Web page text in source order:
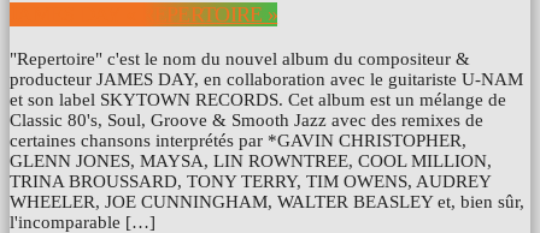
JAMES DAY « REPERTOIRE »
"Repertoire" c'est le nom du nouvel album du compositeur &
producteur JAMES DAY, en collaboration avec le guitariste U-NAM
et son label SKYTOWN RECORDS. Cet album est un mélange de
Classic 80's, Soul, Groove & Smooth Jazz avec des remixes de
certaines chansons interprétés par *GAVIN CHRISTOPHER,
GLENN JONES, MAYSA, LIN ROWNTREE, COOL MILLION,
TRINA BROUSSARD, TONY TERRY, TIM OWENS, AUDREY
WHEELER, JOE CUNNINGHAM, WALTER BEASLEY et, bien sûr,
l'incomparable […]